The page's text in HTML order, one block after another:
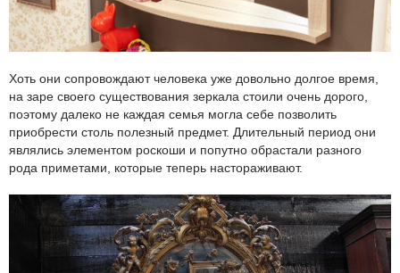
Хоть они сопровождают человека уже довольно долгое время,
на заре своего существования зеркала стоили очень дорого,
поэтому далеко не каждая семья могла себе позволить
приобрести столь полезный предмет. Длительный период они
являлись элементом роскоши и попутно обрастали разного
рода приметами, которые теперь настораживают.